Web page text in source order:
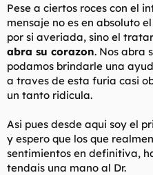
Pese a ciertos roces con el
mensaje no es en absoluto
por si averiada, sino el
abra su corazon. Nos abra
podamos brindarle una
a traves de esta furia casi
un tanto ridicula.
Asi pues desde aqui soy el
y espero que los que
sentimientos en definitiva,
tendais una mano al Dr.